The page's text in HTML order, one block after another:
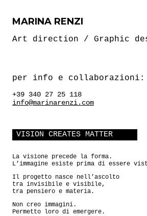
MARINA RENZI
Art direction / Graphic
per info e collaborazioni:
+39 340 27 25 118
info@marinarenzi.com
VISION CREATES MATTER
La visione precede la forma.
L’immagine esiste prima di essere
Il progetto nasce nell’ascolto
tra invisibile e visibile,
tra pensiero e materia.
Non creo immagini.
Permetto loro di emergere.